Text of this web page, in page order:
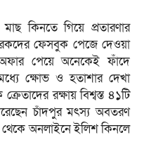
কিনতে গিয়ে প্রতারণার
ফেসবুক পেজে দেওয়া
পেয়ে অনেকেই ফাঁদে
ক্ষোভ ও হতাশার দেখা
রক্ষায় বিশ্বস্ত ৪১টি
চাঁদপুর মৎস্য অবতরণ
থেকে অনলাইনে ইলিশ কিনলে